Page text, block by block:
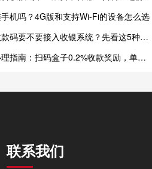
机吗？4G版和支持Wi-Fi的设备怎么选
码要不要接入收银系统？先看这5种情
指南：扫码盒子0.2%收款奖励，单台
联系我们